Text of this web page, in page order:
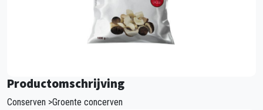
Productomschrijving
Conserven >Groente concerven